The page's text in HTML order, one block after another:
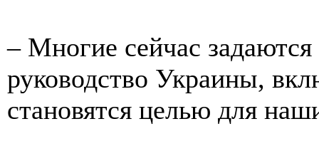
– Многие сейчас
руководство Украины,
становятся целью для